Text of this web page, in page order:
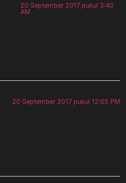
20 September 2017 pukul 3:40
AM
20 September 2017 pukul 12:05 PM